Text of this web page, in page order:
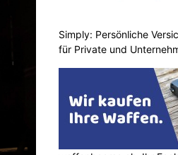
Simply: Persönliche
für Private und